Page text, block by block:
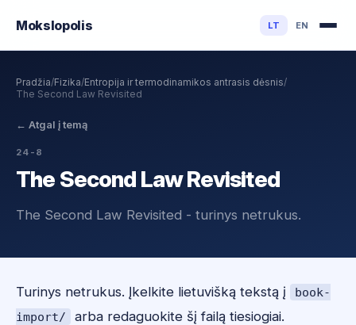
Mokslopolis LT EN
Pradžia/Fizika/Entropija ir termodinamikos antrasis dėsnis/
The Second Law Revisited
← Atgal į temą
24-8
The Second Law Revisited
The Second Law Revisited - turinys netrukus.
Turinys netrukus. Įkelkite lietuvišką tekstą į
book-
import/
arba redaguokite šį failą tiesiogiai.